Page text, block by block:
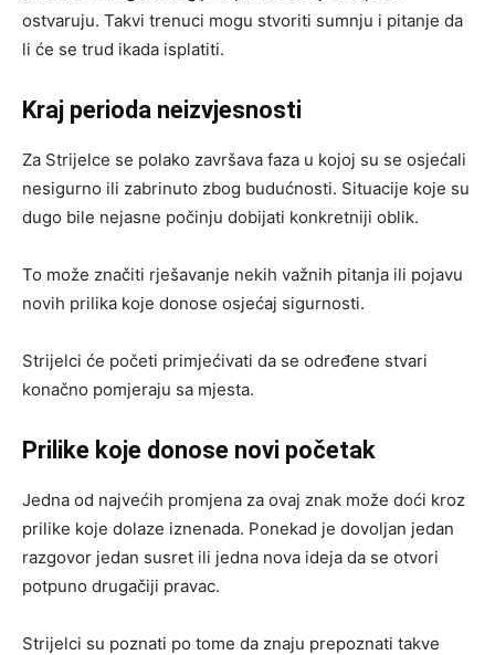
ostvaruju. Takvi trenuci mogu stvoriti sumnju i pitanje da
li će se trud ikada isplatiti.
Kraj perioda neizvjesnosti
Za Strijelce se polako završava faza u kojoj su se osjećali
nesigurno ili zabrinuto zbog budućnosti. Situacije koje su
dugo bile nejasne počinju dobijati konkretniji oblik.
To može značiti rješavanje nekih važnih pitanja ili pojavu
novih prilika koje donose osjećaj sigurnosti.
Strijelci će početi primjećivati da se određene stvari
konačno pomjeraju sa mjesta.
Prilike koje donose novi početak
Jedna od najvećih promjena za ovaj znak može doći kroz
prilike koje dolaze iznenada. Ponekad je dovoljan jedan
razgovor jedan susret ili jedna nova ideja da se otvori
potpuno drugačiji pravac.
Strijelci su poznati po tome da znaju prepoznati takve